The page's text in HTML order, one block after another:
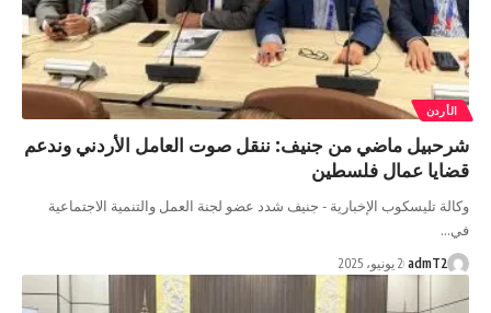
الأردن
شرحبيل ماضي من جنيف: ننقل صوت العامل الأردني وندعم
قضايا عمال فلسطين
وكالة تليسكوب الإخبارية - جنيف شدد عضو لجنة العمل والتنمية الاجتماعية
في…
admT2 2 يونيو، 2025